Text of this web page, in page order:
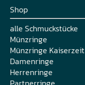
Shop
alle Schmuckstücke
Münzringe
Münzringe Kaiserzeit
Damenringe
Herrenringe